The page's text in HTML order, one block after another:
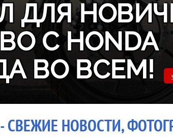
ДЛЯ
С HONDA
ВО ВСЕМ!
НОВОСТИ,